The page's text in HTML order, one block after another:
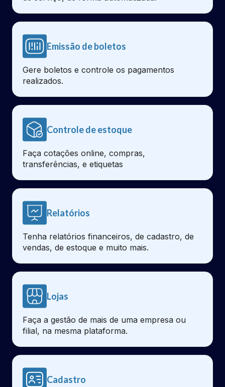
Emissão de boletos
Gere boletos e controle os pagamentos
realizados.
Controle de estoque
Faça cotações online, compras,
transferências, e etiquetas
Relatórios
Tenha relatórios financeiros, de cadastro, de
vendas, de estoque e muito mais.
Lojas
Faça a gestão de mais de uma empresa ou
filial, na mesma plataforma.
Cadastro